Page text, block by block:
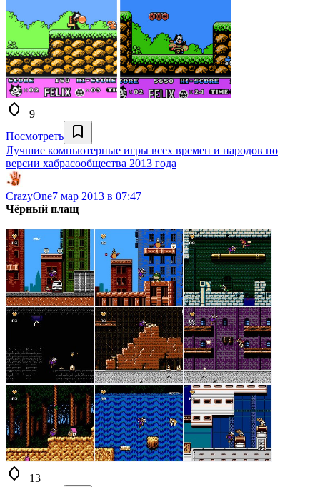
+9
Посмотреть
Лучшие компьютерные игры всех времен и народов по
версии хабрасообщества 2013 года
CrazyOne7 мар 2013 в 07:47
Чёрный плащ
+13